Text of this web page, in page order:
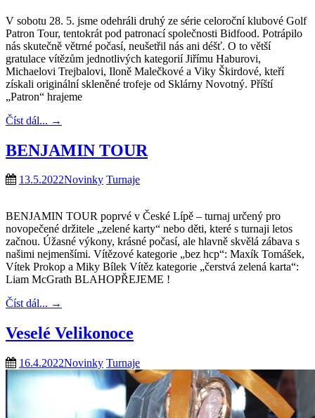
V sobotu 28. 5. jsme odehráli druhý ze série celoroční klubové Golf
Patron Tour, tentokrát pod patronací společnosti Bidfood. Potrápilo
nás skutečně větrné počasí, neušetřil nás ani déšť. O to větší
gratulace vítězům jednotlivých kategorií Jiřímu Haburovi,
Michaelovi Trejbalovi, Iloně Malečkové a Viky Škirdové, kteří
získali originální skleněné trofeje od Sklárny Novotný. Příští
„Patron“ hrajeme
Číst dál... →
BENJAMIN TOUR
13.5.2022Novinky Turnaje
BENJAMIN TOUR poprvé v České Lípě – turnaj určený pro
novopečené držitele „zelené karty“ nebo děti, které s turnaji letos
začnou. Úžasné výkony, krásné počasí, ale hlavně skvělá zábava s
našimi nejmenšími. Vítězové kategorie „bez hcp“: Maxík Tomášek,
Vítek Prokop a Miky Bílek Vítěz kategorie „čerstvá zelená karta“:
Liam McGrath BLAHOPŘEJEME !
Číst dál... →
Veselé Velikonoce
16.4.2022Novinky Turnaje